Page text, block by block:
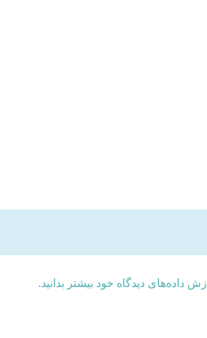
داده‌های دیدگاه خود بیشتر بدانید.